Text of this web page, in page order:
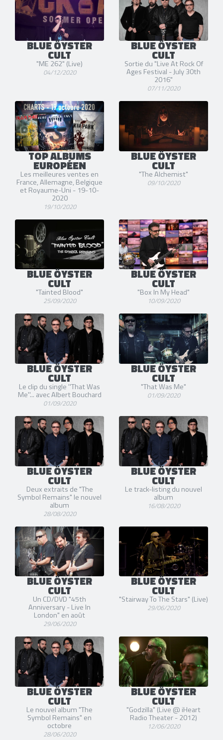
BLUE ÖYSTER
CULT
"ME 262" (Live)
04/12/2020
BLUE ÖYSTER
CULT
Sortie du "Live At Rock Of
Ages Festival - July 30th
2016"
07/11/2020
TOP ALBUMS
EUROPÉEN
Les meilleures ventes en
France, Allemagne, Belgique
et Royaume-Uni - 19-10-
2020
19/10/2020
BLUE ÖYSTER
CULT
"The Alchemist"
09/10/2020
BLUE ÖYSTER
CULT
"Tainted Blood"
25/09/2020
BLUE ÖYSTER
CULT
"Box In My Head"
10/09/2020
BLUE ÖYSTER
CULT
Le clip du single ''That Was
Me''... avec Albert Bouchard
01/09/2020
BLUE ÖYSTER
CULT
"That Was Me"
01/09/2020
BLUE ÖYSTER
CULT
Deux extraits de "The
Symbol Remains" le nouvel
album
28/08/2020
BLUE ÖYSTER
CULT
Le track-listing du nouvel
album
16/08/2020
BLUE ÖYSTER
CULT
Un CD/DVD "45th
Anniversary - Live In
London" en août
29/06/2020
BLUE ÖYSTER
CULT
"Stairway To The Stars" (Live)
29/06/2020
BLUE ÖYSTER
CULT
Le nouvel album "The
Symbol Remains" en
octobre
28/06/2020
BLUE ÖYSTER
CULT
"Godzilla" (Live @ iHeart
Radio Theater - 2012)
12/06/2020